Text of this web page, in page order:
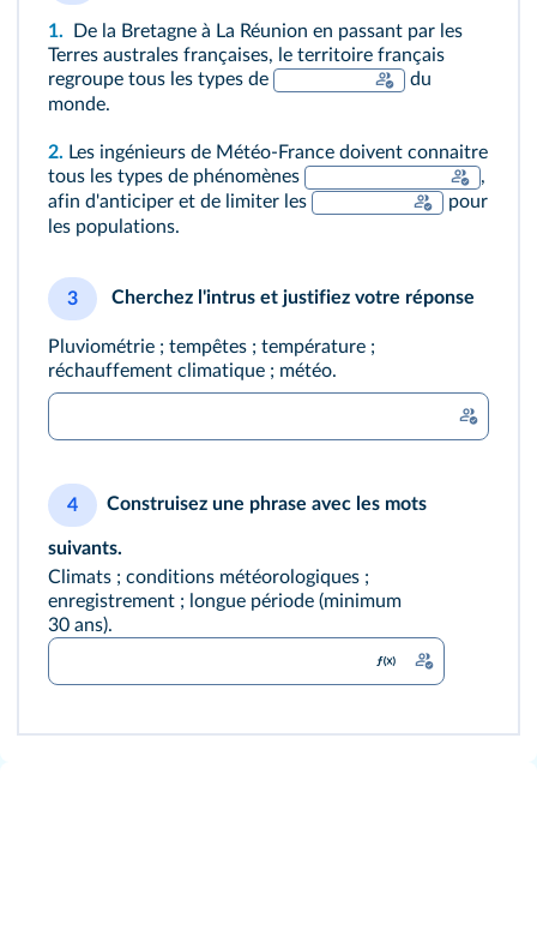
1.
Terres australes françaises, le territoire français
regroupe tous les types de
du
monde.
2. Les ingénieurs de Météo-France doivent connaitre
tous les types de phénomènes
,
afin d'anticiper et de limiter les
pour
les populations.
3 Cherchez l'intrus et justifiez votre réponse
Pluviométrie ; tempêtes ; température ;
réchauffement climatique ; météo.
4 Construisez une phrase avec les mots
suivants.
Climats ; conditions météorologiques ;
enregistrement ; longue période (minimum
30 ans).